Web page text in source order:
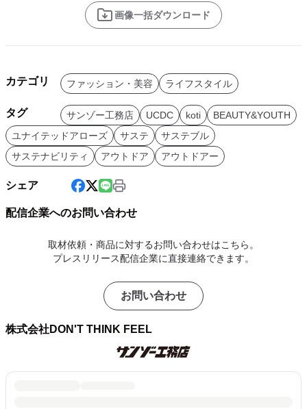
画像一括ダウンロード
カテゴリ ファッション・美容 ライフスタイル
タグ サンゾー工務店 UCDC koti
BEAUTY&YOUTH
ユナイテッドアローズ
サステ
サステブル
サステナビリティ
アウトドア アウトドアー
シェア
配信企業へのお問い合わせ
取材依頼・商品に対するお問い合わせはこちら。
プレスリリース配信企業に直接連絡できます。
お問い合わせ
株式会社DON'T THINK FEEL